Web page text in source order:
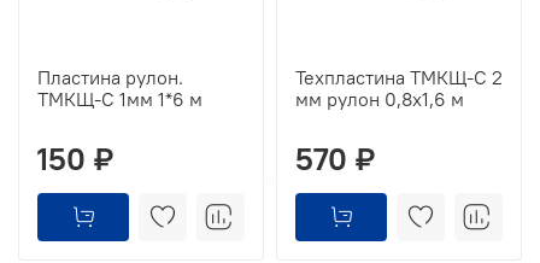
Пластина рулон.
ТМКЩ-С 1мм 1*6 м
150 ₽
Техпластина ТМКЩ-С 2
мм рулон 0,8х1,6 м
570 ₽